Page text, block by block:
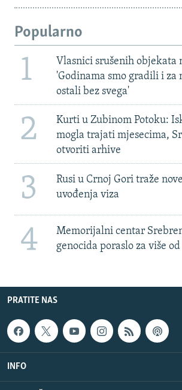
Popularno
1
Vlasnici srušenih objekata
'Godinama smo gradili i za
ostali bez svega'
2
Kurti u Zubinom Potoku:
mogla trajati mjesecima,
otvoriti arhive
3
Rusi u Crnoj Gori traže
uvođenja viza
4
Memorijalni centar
genocida poraslo za više
PRATITE NAS
INFO